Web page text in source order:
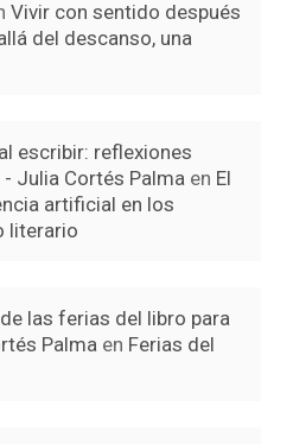
Vivir con sentido después
del descanso, una
escribir: reflexiones
Julia Cortés Palma en El
artificial en los
literario
las ferias del libro para
Palma en Ferias del